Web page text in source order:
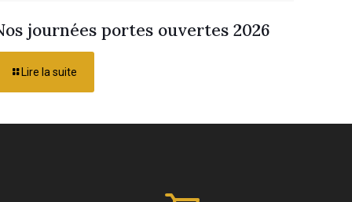
journées portes ouvertes 2026
Lire la suite